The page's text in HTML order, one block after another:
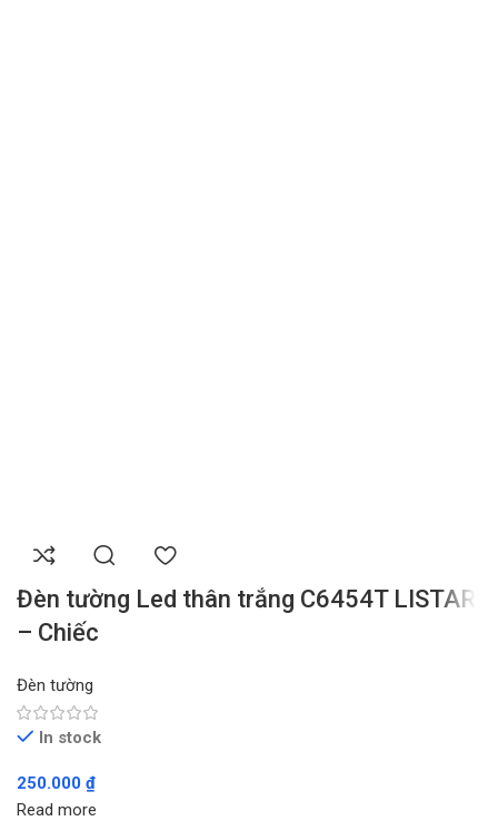
Đèn tường Led thân trắng C6454T LISTAR
– Chiếc
Đèn tường
In stock
250.000 ₫
Read more